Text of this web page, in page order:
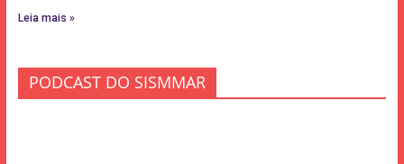
Leia mais »
PODCAST DO SISMMAR